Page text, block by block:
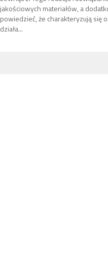
jakościowych materiałów, a
powiedzieć, że charakteryzują się
działa...